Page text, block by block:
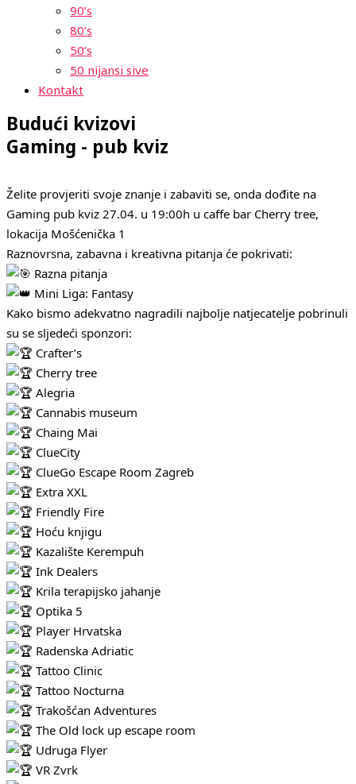
90’s
80’s
50’s
50 nijansi sive
Kontakt
Budući kvizovi
Gaming - pub kviz
Želite provjeriti svoje znanje i zabaviti se, onda dođite na
Gaming pub kviz 27.04. u 19:00h u caffe bar Cherry tree,
lokacija Mošćenička 1
Raznovrsna, zabavna i kreativna pitanja će pokrivati:
Razna pitanja
Mini Liga: Fantasy
Kako bismo adekvatno nagradili najbolje natjecatelje pobrinuli
su se sljedeći sponzori:
Crafter’s
Cherry tree
Alegria
Cannabis museum
Chaing Mai
ClueCity
ClueGo Escape Room Zagreb
Extra XXL
Friendly Fire
Hoću knjigu
Kazalište Kerempuh
Ink Dealers
Krila terapijsko jahanje
Optika 5
Player Hrvatska
Radenska Adriatic
Tattoo Clinic
Tattoo Nocturna
Trakošćan Adventures
The Old lock up escape room
Udruga Flyer
VR Zvrk